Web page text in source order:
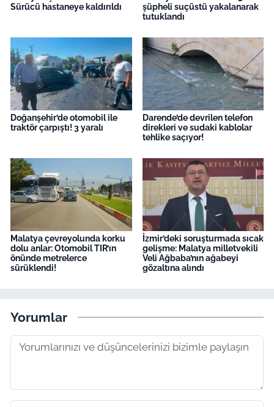
Sürücü hastaneye kaldırıldı
şüpheli suçüstü yakalanarak
tutuklandı
Doğanşehir’de otomobil ile
traktör çarpıştı! 3 yaralı
Darende’de devrilen telefon
direkleri ve sudaki kablolar
tehlike saçıyor!
Malatya çevreyolunda korku
dolu anlar: Otomobil TIR’ın
önünde metrelerce
sürüklendi!
İzmir’deki soruşturmada sıcak
gelişme: Malatya milletvekili
Veli Ağbaba’nın ağabeyi
gözaltına alındı
Yorumlar